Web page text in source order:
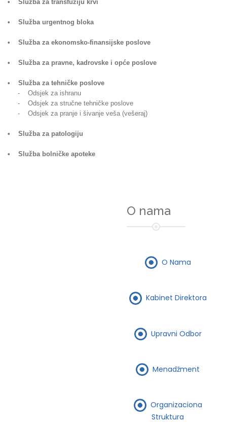
• Služba za transfuziju krvi
• Služba urgentnog bloka
• Služba za ekonomsko-finansijske poslove
• Služba za pravne, kadrovske i opće poslove
• Služba za tehničke poslove
- Odsjek za ishranu
- Odsjek za stručne tehničke poslove
- Odsjek za pranje i šivanje veša (vešeraj)
• Služba za patologiju
• Služba bolničke apoteke
O nama
O Nama
Kabinet Direktora
Upravni Odbor
Menadžment
Organizaciona
Struktura